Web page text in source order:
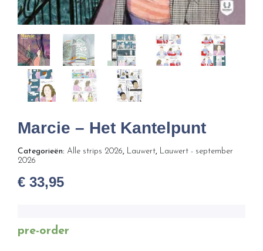
Marcie – Het Kantelpunt
Categorieën: Alle strips 2026, Lauwert, Lauwert - september
2026
€ 33,95
pre-order